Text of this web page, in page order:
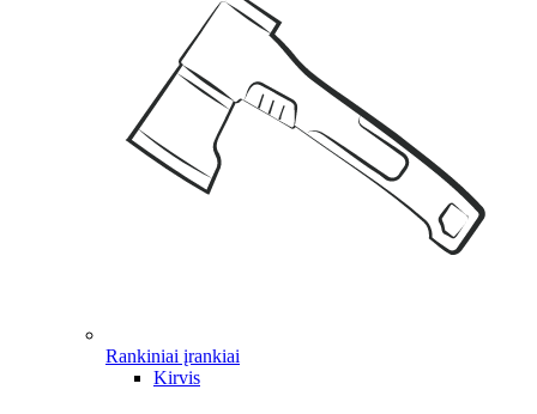
Rankiniai įrankiai
Kirvis